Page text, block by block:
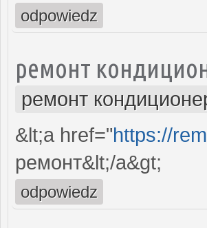
odpowiedz
ремонт
ремонт
&lt;a href="https://
ремонт&lt;/a&gt;
odpowiedz